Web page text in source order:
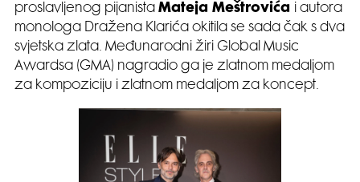
proslavljenog pijanista Mateja Meštrovića
i autora
monologa Dražena Klarića okitila se sada čak s dva
svjetska zlata. Međunarodni žiri Global Music
Awardsa (GMA) nagradio ga je zlatnom medaljom
za kompoziciju i zlatnom medaljom za koncept.